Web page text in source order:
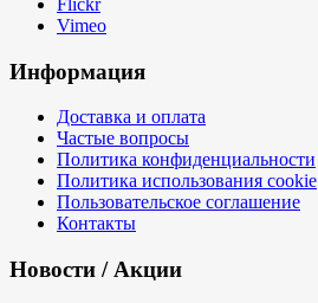
Vimeo
Информация
Доставка и оплата
Частые вопросы
Политика конфиденциальности
Политика использования cookie
Пользовательское соглашение
Контакты
Новости / Акции